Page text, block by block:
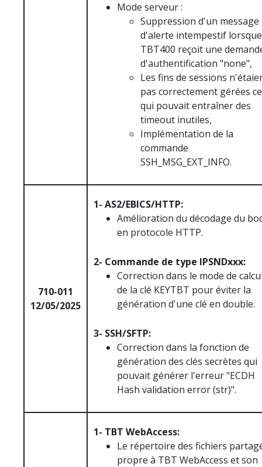
Mode serveur :
Suppression d'un message
d'alerte intempestif lorsque
TBT400 reçoit une
d'authentification "none",
Les fins de sessions
pas correctement gérées ce
qui pouvait entraîner des
timeout inutiles,
Implémentation de la
commande
SSH_MSG_EXT_INFO.
710-011
12/05/2025
1- AS2/EBICS/HTTP:
Amélioration du décodage du
en protocole HTTP.
2- Commande de type IPSNDxxx:
Correction dans le mode de
de la clé KEYTBT pour éviter la
génération d'une clé en double.
3- SSH/SFTP:
Correction dans la fonction de
génération des clés secrètes qui
pouvait générer l'erreur "ECDH
Hash validation error (str)".
1- TBT WebAccess:
Le répertoire des fichiers
propre à TBT WebAccess et son